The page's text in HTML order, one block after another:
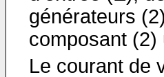
générateurs
composant (2)
Le courant de